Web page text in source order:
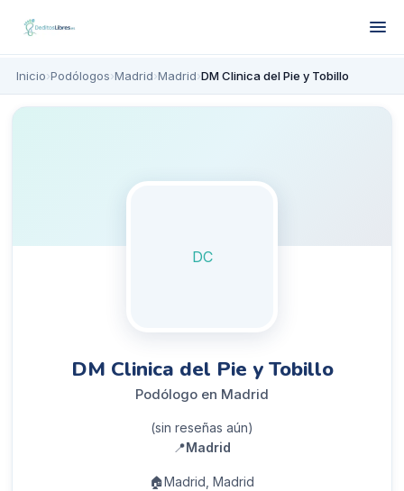
Inicio›Podólogos›Madrid›Madrid›DM Clinica del Pie y Tobillo
DC
DM Clinica del Pie y Tobillo
Podólogo en Madrid
(sin reseñas aún)
📍Madrid
🏠Madrid, Madrid